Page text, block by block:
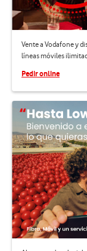
Vente a Vodafone y
líneas móviles
Pedir online